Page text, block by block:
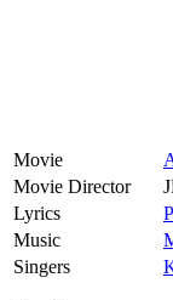
Movie
Movie Director
Lyrics
Music
Singers